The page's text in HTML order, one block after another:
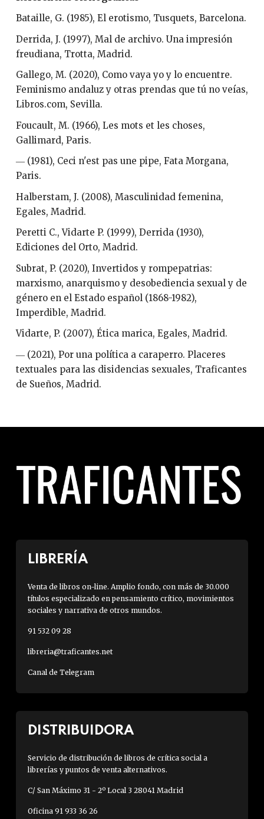
Bataille, G. (1985), El erotismo, Tusquets, Barcelona.
Derrida, J. (1997), Mal de archivo. Una impresión
freudiana, Trotta, Madrid.
Gallego, M. (2020), Como vaya yo y lo encuentre.
Feminismo andaluz y otras prendas que tú no veías,
Libros.com, Sevilla.
Foucault, M. (1966), Les mots et les choses,
Gallimard, Paris.
― (1981), Ceci n'est pas une pipe, Fata Morgana,
Paris.
Halberstam, J. (2008), Masculinidad femenina,
Egales, Madrid.
Peretti C., Vidarte P. (1999), Derrida (1930),
Ediciones del Orto, Madrid.
Subrat, P. (2020), Invertidos y rompepatrias:
marxismo, anarquismo y desobediencia sexual y de
género en el Estado español (1868-1982),
Imperdible, Madrid.
Vidarte, P. (2007), Ética marica, Egales, Madrid.
― (2021), Por una política a caraperro. Placeres
textuales para las disidencias sexuales, Traficantes
de Sueños, Madrid.
LIBRERÍA
Venta de libros on-line. Amplio fondo, con más de 30.000
títulos especializado en pensamiento crítico, movimientos
sociales y narrativa de otros mundos.
91 532 09 28
libreria@traficantes.net
Canal de Telegram
DISTRIBUIDORA
Servicio de distribución de libros de crítica social a
librerías y puntos de venta alternativos.
C/ San Máximo 31 - 2º Local 3 28041 Madrid
Oficina 91 933 36 26